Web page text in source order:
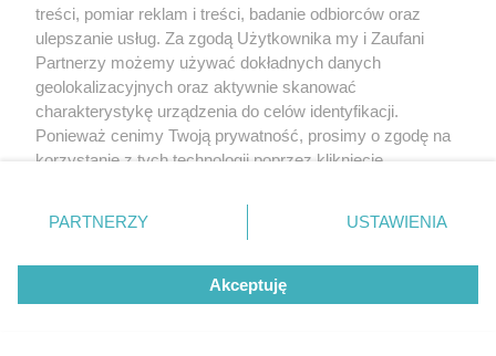
treści, pomiar reklam i treści, badanie odbiorców oraz
ulepszanie usług. Za zgodą Użytkownika my i Zaufani
Partnerzy możemy używać dokładnych danych
geolokalizacyjnych oraz aktywnie skanować
charakterystykę urządzenia do celów identyfikacji.
Ponieważ cenimy Twoją prywatność, prosimy o zgodę na
korzystanie z tych technologii poprzez kliknięcie
zmienić/wycofać klikając przycisk ustawień prywatności
znajdujący się w lewym dolnym rogu strony
rodzaje przetwarzania danych nie wymagają zgody
użytkownika, ale masz prawo sprzeciwić się takiemu
przetwarzaniu. Preferencje będą miały zastosowanie tylko
PARTNERZY USTAWIENIA
Akceptuję